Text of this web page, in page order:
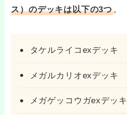
ス）のデッキは以下の3つ。
タケルライコexデッキ
メガルカリオexデッキ
メガゲッコウガexデッキ